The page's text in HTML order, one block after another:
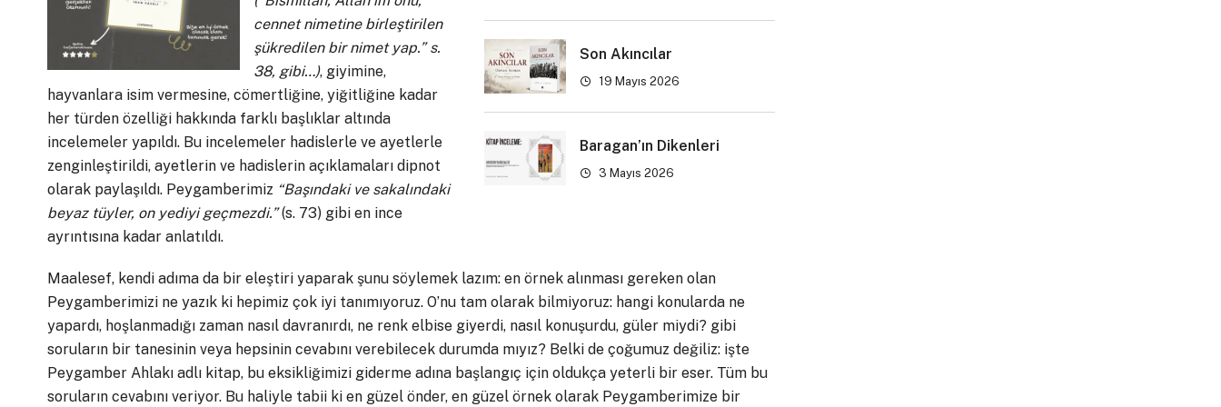
Son Akıncılar
19 Mayıs 2026
Baragan’ın Dikenleri
3 Mayıs 2026
cennet nimetine birleştirilen
şükredilen bir nimet yap.” s.
38, gibi…), giyimine,
hayvanlara isim vermesine, cömertliğine, yiğitliğine kadar
her türden özelliği hakkında farklı başlıklar altında
incelemeler yapıldı. Bu incelemeler hadislerle ve ayetlerle
zenginleştirildi, ayetlerin ve hadislerin açıklamaları dipnot
olarak paylaşıldı. Peygamberimiz “Başındaki ve sakalındaki
beyaz tüyler, on yediyi geçmezdi.”(s. 73) gibi en ince
ayrıntısına kadar anlatıldı.
Maalesef, kendi adıma da bir eleştiri yaparak şunu söylemek lazım: en örnek alınması gereken olan
Peygamberimizi ne yazık ki hepimiz çok iyi tanımıyoruz. O’nu tam olarak bilmiyoruz: hangi konularda ne
yapardı, hoşlanmadığı zaman nasıl davranırdı, ne renk elbise giyerdi, nasıl konuşurdu, güler miydi? gibi
soruların bir tanesinin veya hepsinin cevabını verebilecek durumda mıyız? Belki de çoğumuz değiliz: işte
Peygamber Ahlakı adlı kitap, bu eksikliğimizi giderme adına başlangıç için oldukça yeterli bir eser. Tüm bu
soruların cevabını veriyor. Bu haliyle tabii ki en güzel önder, en güzel örnek olarak Peygamberimize bir